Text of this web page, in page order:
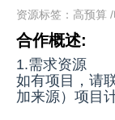
资源标签： 高预算 /
合作概述:
1.需求资源
如有项目，请
加来源）项目